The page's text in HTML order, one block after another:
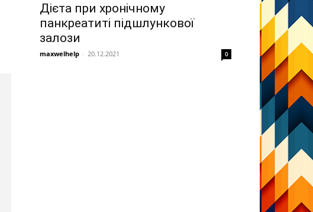
Дієта при хронічному
панкреатиті підшлункової
залози
maxwelhelp - 20.12.2021 0